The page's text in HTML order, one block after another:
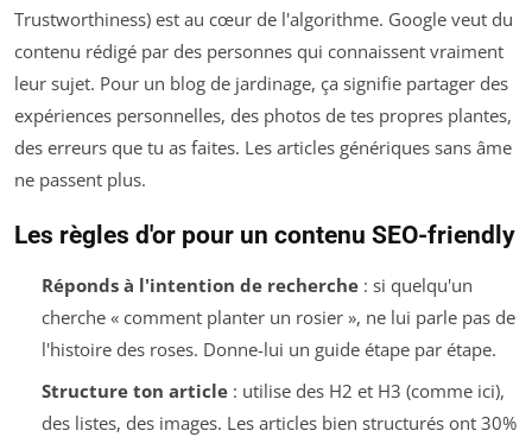
Trustworthiness) est au cœur de l'algorithme. Google veut du
contenu rédigé par des personnes qui connaissent vraiment
leur sujet. Pour un blog de jardinage, ça signifie partager des
expériences personnelles, des photos de tes propres plantes,
des erreurs que tu as faites. Les articles génériques sans âme
ne passent plus.
Les règles d'or pour un contenu SEO-friendly
Réponds à l'intention de recherche: si quelqu'un
cherche « comment planter un rosier », ne lui parle pas de
l'histoire des roses. Donne-lui un guide étape par étape.
Structure ton article: utilise des H2 et H3 (comme ici),
des listes, des images. Les articles bien structurés ont 30%